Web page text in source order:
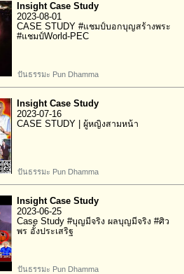
Insight Case Study
2023-08-01
CASE STUDY #แชมป์บอกบุญสร้างพระ
#แชมป์World-PEC
ปันธรรมะ Pun Dhamma
Insight Case Study
2023-07-16
CASE STUDY | ผู้หญิงสามหน้า
ปันธรรมะ Pun Dhamma
Insight Case Study
2023-06-25
Case Study #บุญมีจริง ผลบุญมีจริง #ศิว
พร อั้งประเสริฐ
ปันธรรมะ Pun Dhamma